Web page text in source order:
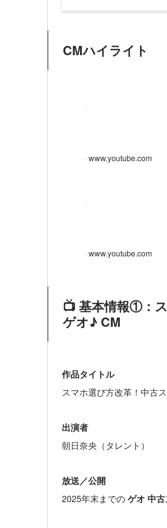
CMハイライト
www.youtube.com
www.youtube.com
📺 基本情報①：
ゲオ♪ CM
作品タイトル
スマホ選び方改革！中古
出演者
朝日奈央（タレント）
放送／公開
2025年末までのゲオ 中